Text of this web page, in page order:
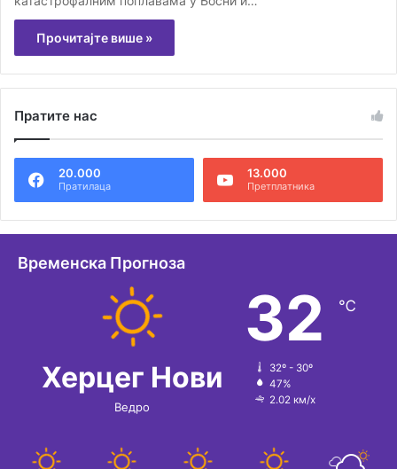
Прочитајте више »
Пратите нас
20.000
Пратилаца
13.000
Претплатника
Временска Прогноза
Херцег Нови
Ведро
32 ℃
32º - 30º
47%
2.02 км/х